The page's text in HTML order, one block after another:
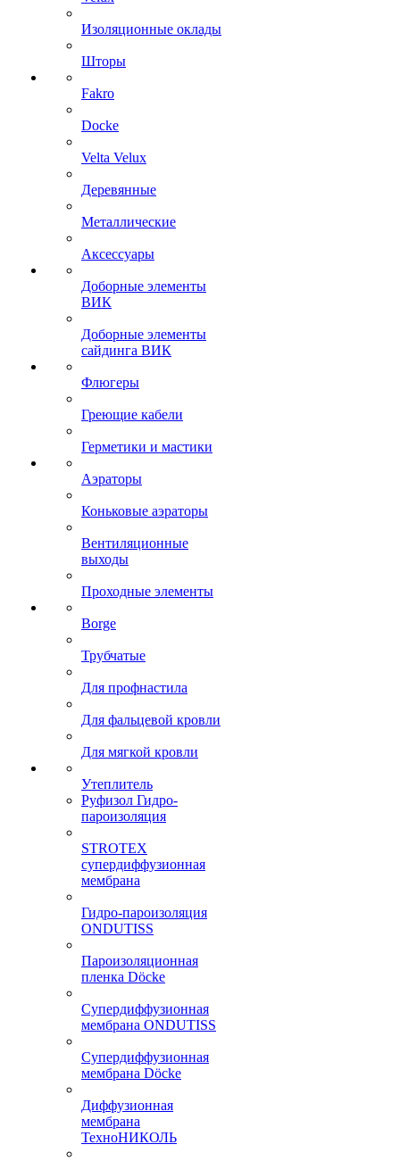
Изоляционные оклады
Шторы
Fakro
Docke
Velta Velux
Деревянные
Металлические
Аксессуары
Доборные элементы
ВИК
Доборные элементы
сайдинга ВИК
Флюгеры
Греющие кабели
Герметики и мастики
Аэраторы
Коньковые аэраторы
Вентиляционные
выходы
Проходные элементы
Borge
Трубчатые
Для профнастила
Для фальцевой кровли
Для мягкой кровли
Утеплитель
Руфизол Гидро-
пароизоляция
STROTEX
супердиффузионная
мембрана
Гидро-пароизоляция
ONDUTISS
Пароизоляционная
пленка Döcke
Супердиффузионная
мембрана ONDUTISS
Супердиффузионная
мембрана Döcke
Диффузионная
мембрана
ТехноНИКОЛЬ